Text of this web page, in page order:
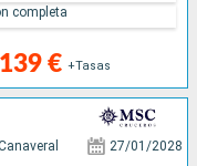
139 € +Tasas
completa
27/01/2028